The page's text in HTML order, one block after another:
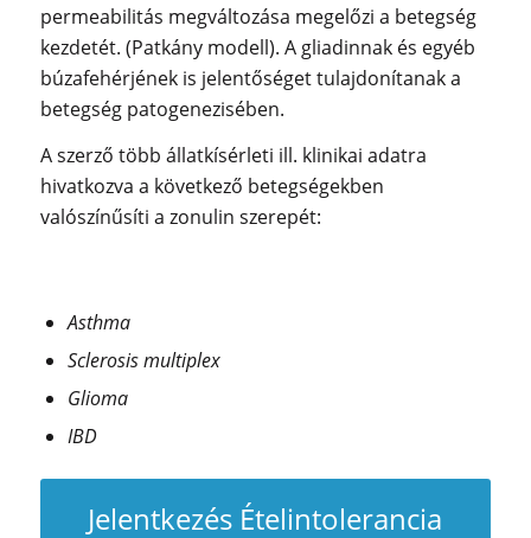
permeabilitás megváltozása megelőzi a betegség
kezdetét. (Patkány modell). A gliadinnak és egyéb
búzafehérjének is jelentőséget tulajdonítanak a
betegség patogenezisében.
A szerző több állatkísérleti ill. klinikai adatra
hivatkozva a következő betegségekben
valószínűsíti a zonulin szerepét:
Asthma
Sclerosis multiplex
Glioma
IBD
Jelentkezés Ételintolerancia